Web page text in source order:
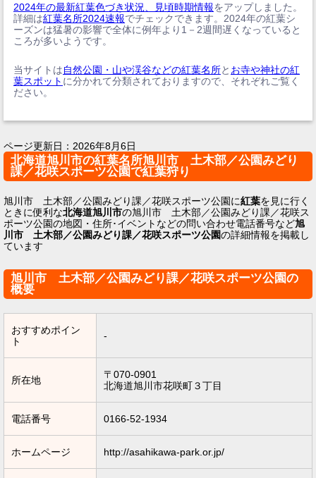
2024年の最新紅葉色づき状況、見頃時期情報をアップしました。
詳細は紅葉名所2024速報でチェックできます。2024年の紅葉シ
ーズンは猛暑の影響で全体に例年より1－2週間遅くなっていると
ころが多いようです。
当サイトは自然公園・山や渓谷などの紅葉名所と お寺や神社の紅
葉スポット に分かれて分類されておりますので、それぞれご覧く
ださい。
ページ更新日： 2026年8月6日
北海道旭川市の紅葉名所旭川市 土木部／公園みどり
課／花咲スポーツ公園で紅葉狩り
旭川市 土木部／公園みどり課／花咲スポーツ公園に紅葉を見に行く
ときに便利な北海道旭川市の旭川市 土木部／公園みどり課／花咲ス
ポーツ公園の地図・住所･イベントなどの問い合わせ電話番号など旭
川市 土木部／公園みどり課／花咲スポーツ公園の詳細情報を掲載し
ています
旭川市 土木部／公園みどり課／花咲スポーツ公園の
概要
おすすめポイン
ト
-
所在地
〒070-0901
北海道旭川市花咲町３丁目
電話番号 0166-52-1934
ホームページ http://asahikawa-park.or.jp/